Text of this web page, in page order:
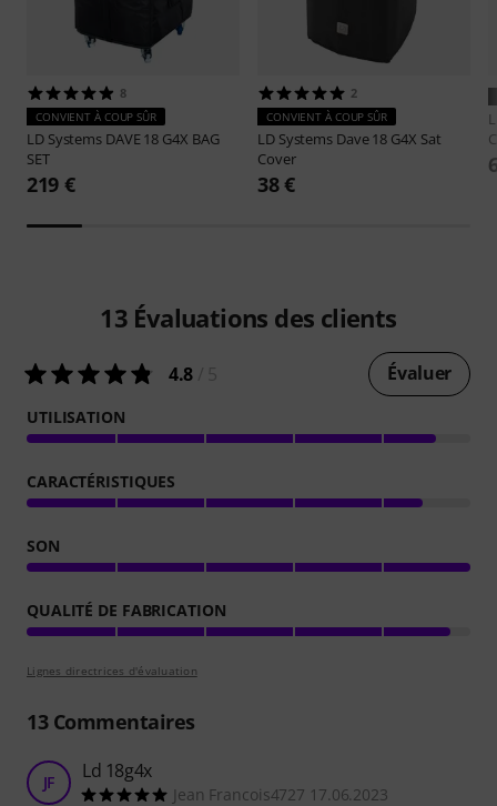
8
CONVIENT À COUP SÛR
LD Systems DAVE 18 G4X BAG
SET
219 €
2
CONVIENT À COUP SÛR
LD Systems Dave 18 G4X Sat
Cover
38 €
13 Évaluations des clients
4.8 Évaluer
UTILISATION
CARACTÉRISTIQUES
SON
QUALITÉ DE FABRICATION
Lignes directrices d'évaluation
13Commentaires
JF Ld 18g4x
Jean Francois4727 17.06.2023